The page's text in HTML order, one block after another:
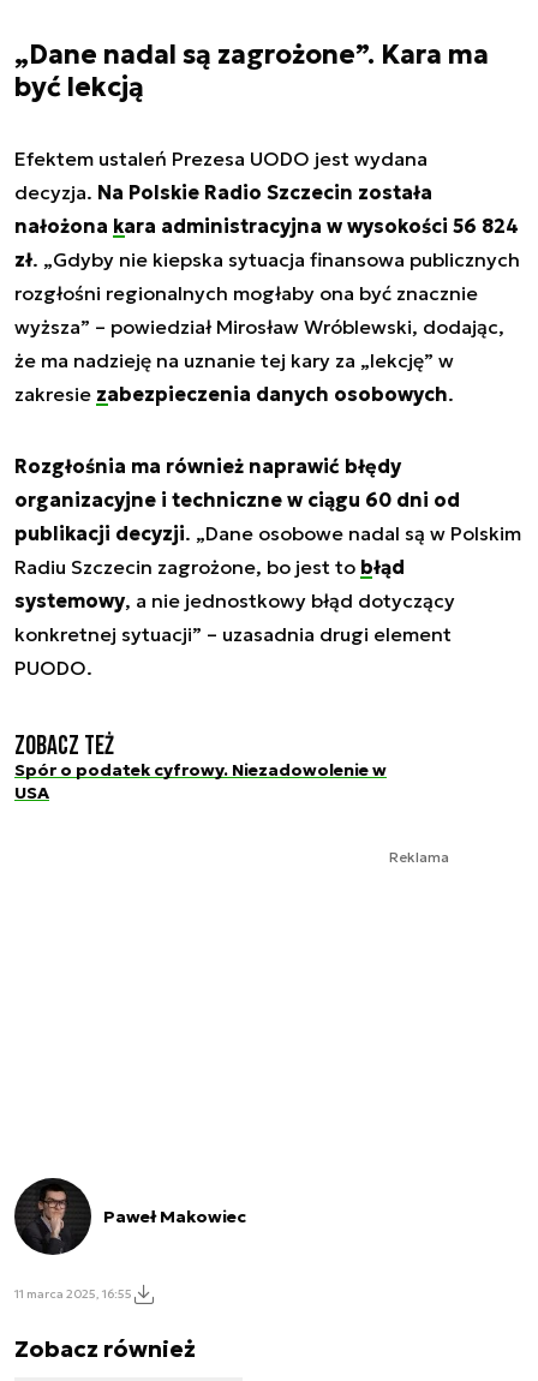
„Dane nadal są zagrożone”. Kara ma
być lekcją
Efektem ustaleń Prezesa UODO jest wydana
decyzja. Na Polskie Radio Szczecin została
nałożona kara administracyjna w wysokości 56 824
zł. „Gdyby nie kiepska sytuacja finansowa publicznych
rozgłośni regionalnych mogłaby ona być znacznie
wyższa” – powiedział Mirosław Wróblewski, dodając,
że ma nadzieję na uznanie tej kary za „lekcję” w
zakresie zabezpieczenia danych osobowych.
Rozgłośnia ma również naprawić błędy
organizacyjne i techniczne w ciągu 60 dni od
publikacji decyzji. „Dane osobowe nadal są w Polskim
Radiu Szczecin zagrożone, bo jest to błąd
systemowy, a nie jednostkowy błąd dotyczący
konkretnej sytuacji” – uzasadnia drugi element
PUODO.
Zobacz też
Spór o podatek cyfrowy. Niezadowolenie w
USA
Reklama
Paweł Makowiec
11 marca 2025, 16:55
Zobacz również